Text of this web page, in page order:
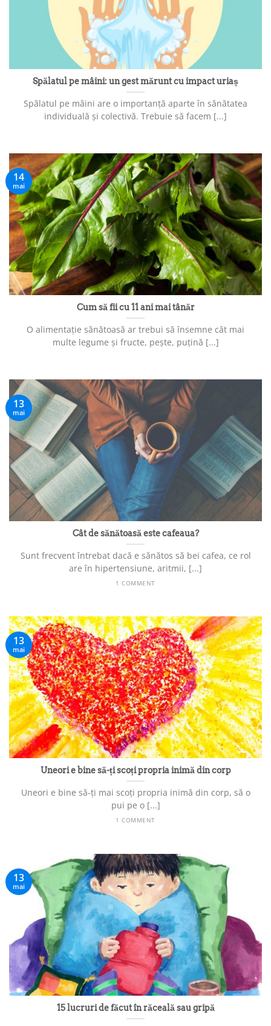
Spălatul pe mâini: un gest mărunt cu impact uriaș
Spălatul pe mâini are o importanță aparte în sănătatea
individuală și colectivă. Trebuie să facem [...]
Cum să fii cu 11 ani mai tânăr
O alimentație sănătoasă ar trebui să însemne cât mai
multe legume și fructe, pește, puțină [...]
14
mai
Cât de sănătoasă este cafeaua?
Sunt frecvent întrebat dacă e sănătos să bei cafea, ce rol
are în hipertensiune, aritmii, [...]
1 COMMENT
13
mai
Uneori e bine să-ți scoți propria inimă din corp
Uneori e bine să-ți mai scoți propria inimă din corp, să o
pui pe o [...]
1 COMMENT
13
mai
15 lucruri de făcut în răceală sau gripă
13
mai